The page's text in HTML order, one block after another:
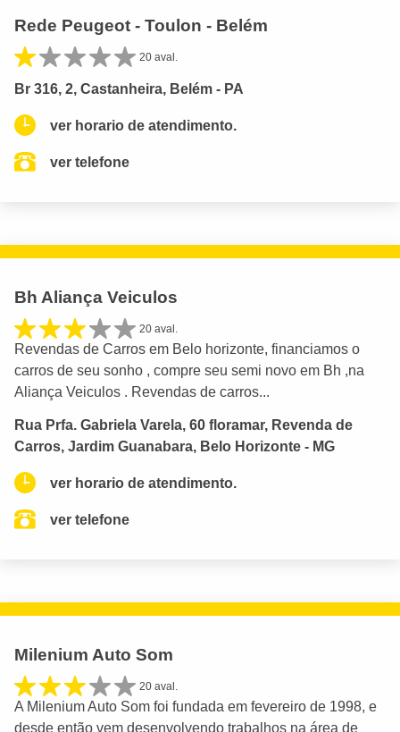
Rede Peugeot - Toulon - Belém
20 aval.
Br 316, 2, Castanheira, Belém - PA
ver horario de atendimento.
ver telefone
Bh Aliança Veiculos
20 aval.
Revendas de Carros em Belo horizonte, financiamos o
carros de seu sonho , compre seu semi novo em Bh ,na
Aliança Veiculos . Revendas de carros...
Rua Prfa. Gabriela Varela, 60 floramar, Revenda de
Carros, Jardim Guanabara, Belo Horizonte - MG
ver horario de atendimento.
ver telefone
Milenium Auto Som
20 aval.
A Milenium Auto Som foi fundada em fevereiro de 1998, e
desde então vem desenvolvendo trabalhos na área de